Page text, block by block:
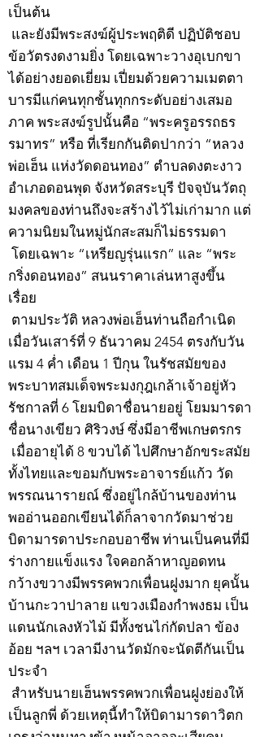
เป็นต้น
และยังมีพระสงฆ์ผู้ประพฤติดี ปฏิบัติชอบ
ข้อวัตรงดงามยิ่ง โดยเฉพาะวางอุเบกขา
ได้อย่างยอดเยี่ยม เปี่ยมด้วยความเมตตา
บารมีแก่คนทุกชั้นทุกกระดับอย่างเสมอ
ภาค พระสงฆ์รูปนั้นคือ “พระครูอรรถธร
รมาทร” หรือ ที่เรียกกันติดปากว่า “หลวง
พ่อเฮ็น แห่งวัดดอนทอง” ตำบลดงตะงาว
อำเภอดอนพุด จังหวัดสระบุรี ปัจจุบันวัตถุ
มงคลของท่านถึงจะสร้างไว้ไม่เก่ามาก แต่
ความนิยมในหมู่นักสะสมก็ไม่ธรรมดา
โดยเฉพาะ “เหรียญรุ่นแรก” และ “พระ
กริ่งดอนทอง” สนนราคาเล่นหาสูงขึ้น
เรื่อย
ตามประวัติ หลวงพ่อเฮ็นท่านถือกำเนิด
เมื่อวันเสาร์ที่ 9 ธันวาคม 2454 ตรงกับวัน
แรม 4 ค่ำ เดือน 1 ปีกุน ในรัชสมัยของ
พระบาทสมเด็จพระมงกุฎเกล้าเจ้าอยู่หัว
รัชกาลที่ 6 โยมบิดาชื่อนายอยู่ โยมมารดา
ชื่อนางเขียว ศิริวงษ์ ซึ่งมีอาชีพเกษตรกร
เมื่ออายุได้ 8 ขวบได้ ไปศึกษาอักขระสมัย
ทั้งไทยและขอมกับพระอาจารย์แก้ว วัด
พรรณนารายณ์ ซึ่งอยู่ไกล้บ้านของท่าน
พออ่านออกเขียนได้ก็ลาจากวัดมาช่วย
บิดามารดาประกอบอาชีพ ท่านเป็นคนที่มี
ร่างกายแข็งแรง ใจคอกล้าหาญอดทน
กว้างขวางมีพรรคพวกเพื่อนฝูงมาก ยุคนั้น
บ้านกะวาปาลาย แขวงเมืองกำพงธม เป็น
แดนนักเลงหัวไม้ มีทั้งชนไก่กัดปลา ข้อง
อ้อย ฯลฯ เวลามีงานวัดมักจะนัดตีกันเป็น
ประจำ
สำหรับนายเฮ็นพรรคพวกเพื่อนฝูงย่องให้
เป็นลูกพี่ ด้วยเหตุนี้ทำให้บิดามารดาวิตก